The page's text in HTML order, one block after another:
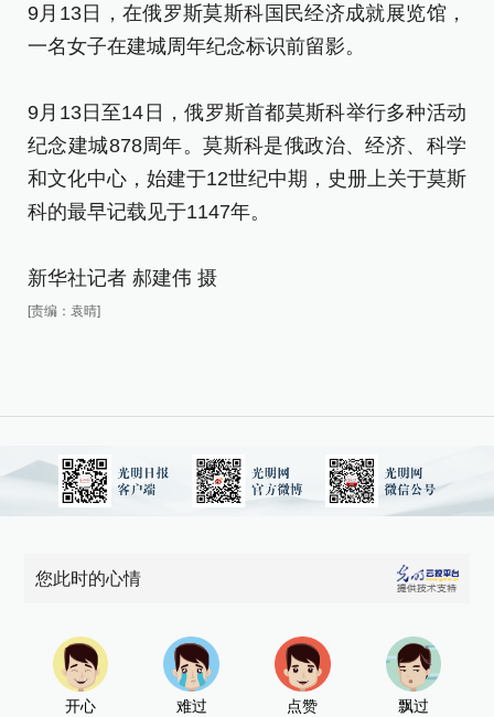
9月13日，在俄罗斯莫斯科国民经济成就展览馆，
一名女子在建城周年纪念标识前留影。
9月13日至14日，俄罗斯首都莫斯科举行多种活动
纪念建城878周年。莫斯科是俄政治、经济、科学
和文化中心，始建于12世纪中期，史册上关于莫斯
科的最早记载见于1147年。
新华社记者 郝建伟 摄
[责编：袁晴]
您此时的心情
开心 难过 点赞 飘过